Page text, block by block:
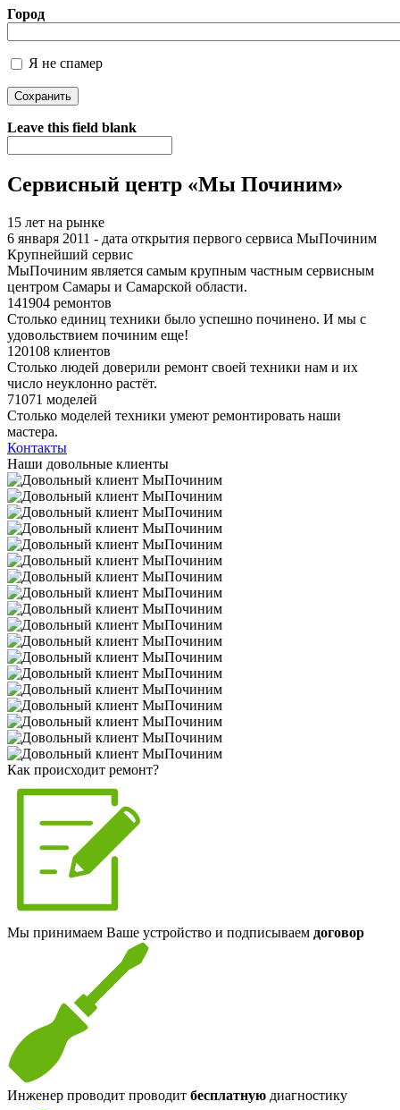
Город
Я не спамер
Я спамер
Leave this field blank
Сервисный центр «Мы Починим»
15 лет на рынке
6 января 2011 - дата открытия первого сервиса МыПочиним
Крупнейший сервис
МыПочиним является самым крупным частным сервисным
центром Самары и Самарской области.
141904 ремонтов
Столько единиц техники было успешно починено. И мы с
удовольствием починим еще!
120108 клиентов
Столько людей доверили ремонт своей техники нам и их
число неуклонно растёт.
71071 моделей
Столько моделей техники умеют ремонтировать наши
мастера.
Контакты
Наши довольные клиенты
Как происходит ремонт?
Мы принимаем Ваше устройство и подписываем договор
Инженер проводит проводит бесплатную диагностику